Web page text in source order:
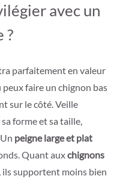
avec un
?
parfaitement en valeur
faire un chignon bas
sur le côté. Veille
forme et sa taille,
peigne large et plat
Quant auxchignons
, ils supportent moins bien